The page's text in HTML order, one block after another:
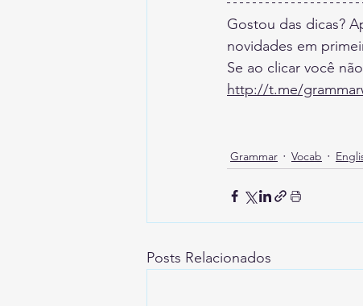
Gostou das dicas?
novidades em
Se ao clicar você
http://t.me/
Grammar Vocab
Posts Relacionados